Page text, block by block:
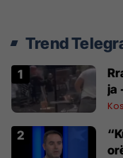
Trend
ja